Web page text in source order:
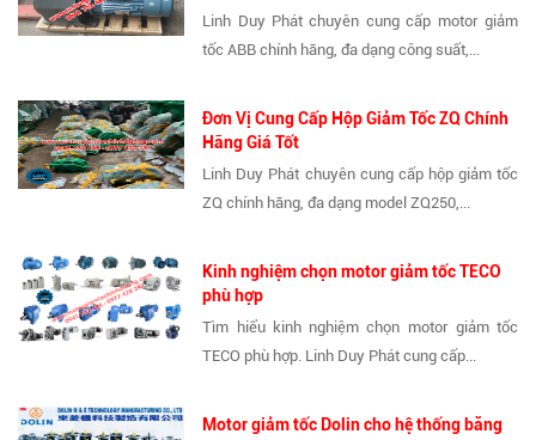
Linh Duy Phát chuyên cung cấp motor giảm
tốc ABB chính hãng, đa dạng công suất,...
Đơn Vị Cung Cấp Hộp Giảm Tốc ZQ Chính
Hãng Giá Tốt
Linh Duy Phát chuyên cung cấp hộp giảm tốc
ZQ chính hãng, đa dạng model ZQ250,...
Kinh nghiệm chọn motor giảm tốc TECO
phù hợp
Tìm hiểu kinh nghiệm chọn motor giảm tốc
TECO phù hợp. Linh Duy Phát cung cấp...
Motor giảm tốc Dolin cho hệ thống băng